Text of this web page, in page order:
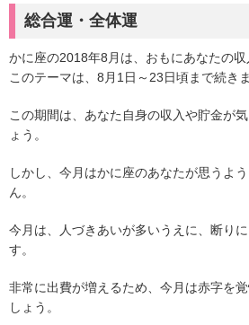
総合運・全体運
かに座の2018年8月は、おもにあなたの収
このテーマは、8月1日～23日頃まで続きま
この期間は、あなた自身の収入や貯金が
ょう。
しかし、今月はかに座のあなたが思うよ
ん。
今月は、人づきあいが多いうえに、断り
す。
非常に出費が増えるため、今月は赤字を
しょう。